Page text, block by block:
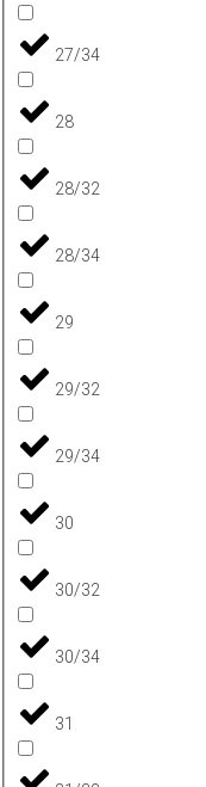
27/34
28
28/32
28/34
29
29/32
29/34
30
30/32
30/34
31